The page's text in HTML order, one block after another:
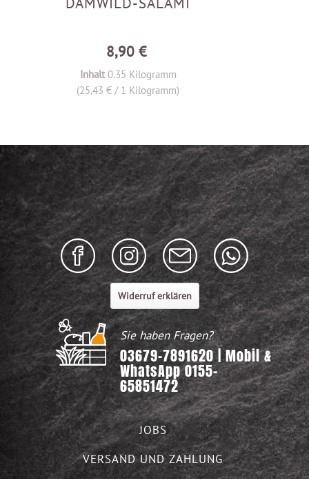
8,90 €
Inhalt0.35 Kilogramm
(25,43 € / 1 Kilogramm)
Widerruf erklären
Sie haben Fragen?
03679-7891620 | Mobil &
WhatsApp 0155-
65851472
JOBS
VERSAND UND ZAHLUNG